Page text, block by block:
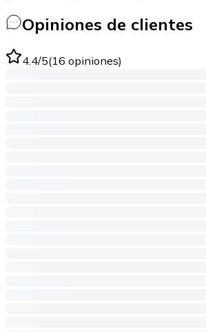
Opiniones de clientes
4.4/5(16 opiniones)